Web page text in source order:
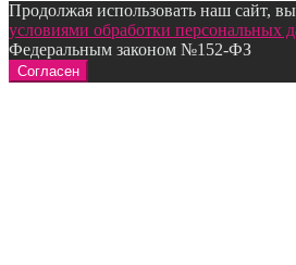
Продолжая использовать наш сайт, вы
условиями обработки персональных
Федеральным законом №152-ФЗ
Согласен